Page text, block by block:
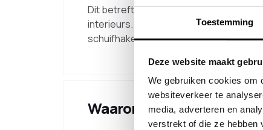
Toestemming
Deze website maakt
We gebruiken cookies om
websiteverkeer te
media, adverteren en
verstrekt of die ze hebben
Dit betreft de uitvoering in RAL 9005.
interieurs. Deze uitvoering wordt
schuifhaken en kledinghangers.
Waarom kiezen voor dit